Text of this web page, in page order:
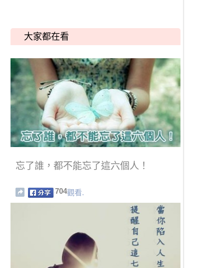
大家都在看
忘了誰，都不能忘了這六個人！
704觀看.